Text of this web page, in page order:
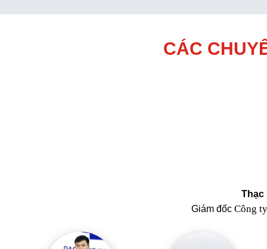
CÁC
Thạc
Giám đốc Công